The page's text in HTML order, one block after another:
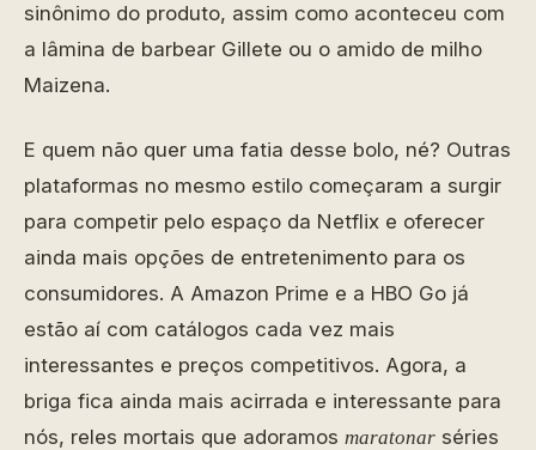
sinônimo do produto, assim como aconteceu com
a lâmina de barbear Gillete ou o amido de milho
Maizena.
E quem não quer uma fatia desse bolo, né? Outras
plataformas no mesmo estilo começaram a surgir
para competir pelo espaço da Netflix e oferecer
ainda mais opções de entretenimento para os
consumidores. A Amazon Prime e a HBO Go já
estão aí com catálogos cada vez mais
interessantes e preços competitivos. Agora, a
briga fica ainda mais acirrada e interessante para
nós, reles mortais que adoramos maratonar séries